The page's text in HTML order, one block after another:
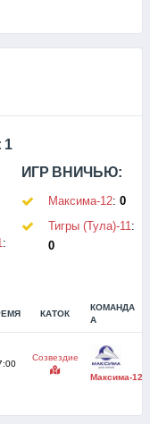
1
:
ИГР ВНИЧЬЮ:
Максима-12: 0
Тигры (Тула)-11:
0
КАТОК
КОМАНДА
А
Созвездие
Максима-12